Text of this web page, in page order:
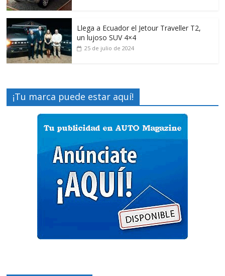
Llega a Ecuador el Jetour Traveller T2,
un lujoso SUV 4×4
25 de julio de 2024
¡Tu marca puede estar aquí!